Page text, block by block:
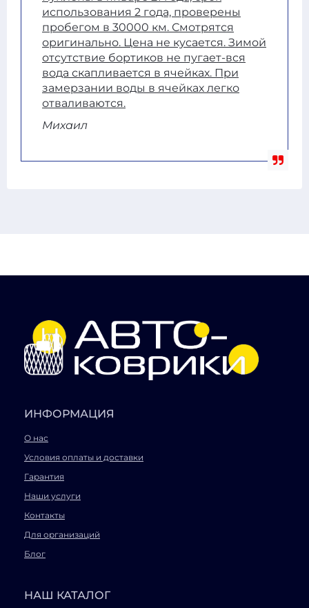
использования 2 года, проверены
пробегом в 30000 км. Смотрятся
оригинально. Цена не кусается. Зимой
отсутствие бортиков не пугает-вся
вода скапливается в ячейках. При
замерзании воды в ячейках легко
отваливаются.
Михаил
ИНФОРМАЦИЯ
О нас
Условия оплаты и доставки
Гарантия
Наши услуги
Контакты
Для организаций
Блог
НАШ КАТАЛОГ